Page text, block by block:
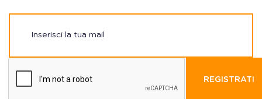
REGISTRATI